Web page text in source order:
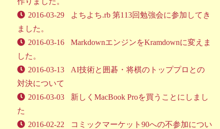
2016-03-29
よちよち.rb 第113回勉強会に参加してき
ました。
2016-03-16
MarkdownエンジンをKramdownに変えま
した。
2016-03-13
AI技術と囲碁・将棋のトッププロとの
対決について
2016-03-03
新しくMacBook Proを買うことにしまし
た
2016-02-22
コミックマーケット90への不参加につい